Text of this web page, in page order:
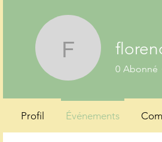
0 Abonné
Profil Événements